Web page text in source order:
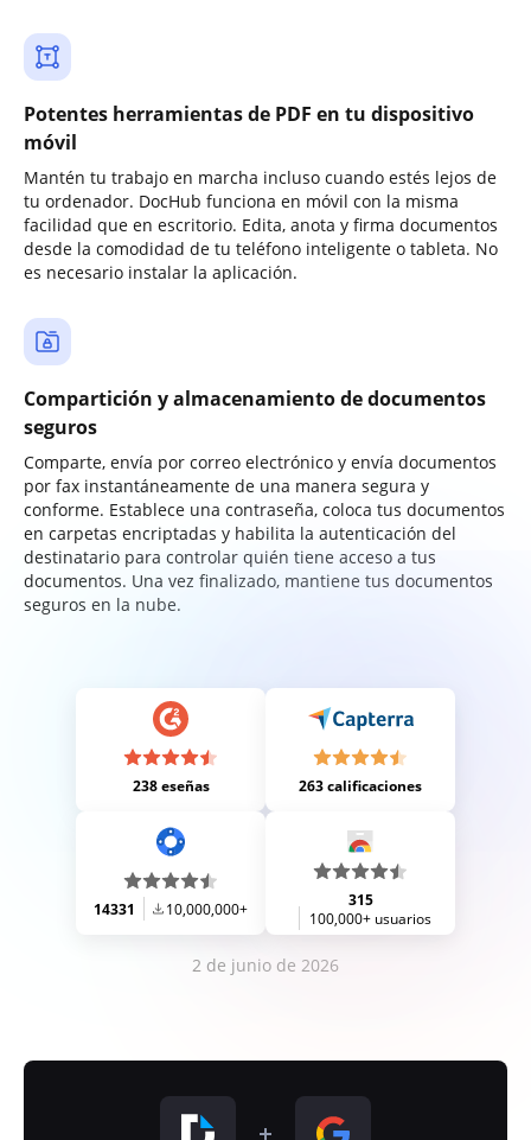
Potentes herramientas de PDF en tu dispositivo
móvil
Mantén tu trabajo en marcha incluso cuando estés lejos de
tu ordenador. DocHub funciona en móvil con la misma
facilidad que en escritorio. Edita, anota y firma documentos
desde la comodidad de tu teléfono inteligente o tableta. No
es necesario instalar la aplicación.
Compartición y almacenamiento de documentos
seguros
Comparte, envía por correo electrónico y envía documentos
por fax instantáneamente de una manera segura y
conforme. Establece una contraseña, coloca tus documentos
en carpetas encriptadas y habilita la autenticación del
destinatario para controlar quién tiene acceso a tus
documentos. Una vez finalizado, mantiene tus documentos
seguros en la nube.
238 eseñas 263 calificaciones
14331 10,000,000+
315
100,000+ usuarios
2 de junio de 2026